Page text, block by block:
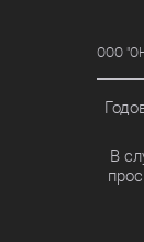
ООО
В